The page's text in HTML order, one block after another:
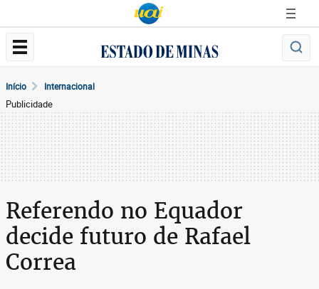
Início Internacional
Publicidade
Referendo no Equador
decide futuro de Rafael
Correa